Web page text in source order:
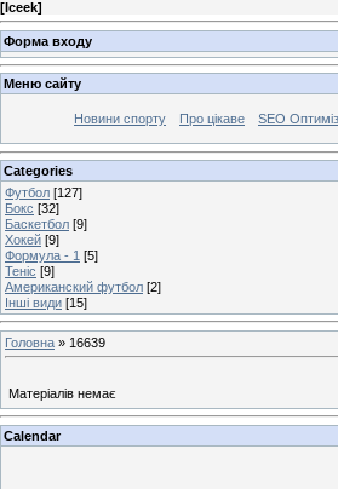
[Iceek]
Форма входу
Меню сайту
Новини спорту Про цікаве SEO
Categories
Футбол [127]
Бокс [32]
Баскетбол [9]
Хокей [9]
Формула - 1 [5]
Теніс [9]
Американский футбол [2]
Інші види [15]
Головна » 16639
Матеріалів немає
Calendar